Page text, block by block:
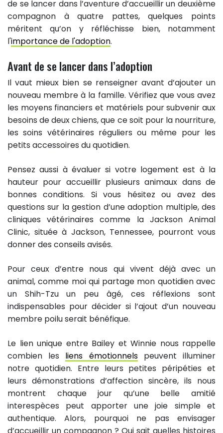
de se lancer dans l’aventure d’accueillir un deuxième
compagnon à quatre pattes, quelques points
méritent qu’on y réfléchisse bien, notamment
l'importance de l'adoption.
Avant de se lancer dans l’adoption
Il vaut mieux bien se renseigner avant d’ajouter un
nouveau membre à la famille. Vérifiez que vous avez
les moyens financiers et matériels pour subvenir aux
besoins de deux chiens, que ce soit pour la nourriture,
les soins vétérinaires réguliers ou même pour les
petits accessoires du quotidien.
Pensez aussi à évaluer si votre logement est à la
hauteur pour accueillir plusieurs animaux dans de
bonnes conditions. Si vous hésitez ou avez des
questions sur la gestion d’une adoption multiple, des
cliniques vétérinaires comme la Jackson Animal
Clinic, située à Jackson, Tennessee, pourront vous
donner des conseils avisés.
Pour ceux d’entre nous qui vivent déjà avec un
animal, comme moi qui partage mon quotidien avec
un Shih-Tzu un peu âgé, ces réflexions sont
indispensables pour décider si l’ajout d’un nouveau
membre poilu serait bénéfique.
Le lien unique entre Bailey et Winnie nous rappelle
combien les liens émotionnelspeuvent illuminer
notre quotidien. Entre leurs petites péripéties et
leurs démonstrations d’affection sincère, ils nous
montrent chaque jour qu’une belle amitié
interespèces peut apporter une joie simple et
authentique. Alors, pourquoi ne pas envisager